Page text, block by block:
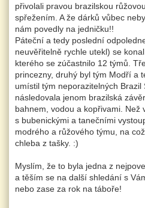
přivolali pravou brazilskou
spřežením. A že dárků vůbec
nám povedly na jedničku!!
Páteční a tedy poslední
neuvěřitelně rychle utekl) se
kterého se zúčastnilo 12 týmů.
princezny, druhý byl tým Modří a
umístil tým neporazitelných Brazil
následovala jenom brazilská
bahnem, vodou a kopřivami. Než
s bubenickými a tanečními
modrého a růžového týmu, na
chleba z tašky. :)
Myslím, že to byla jedna z
a těším se na další shledání s
nebo zase za rok na táboře!